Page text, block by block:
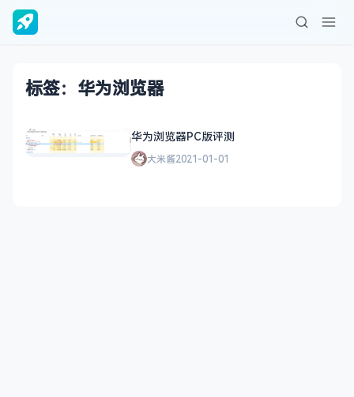
标签：华为浏览器
华为浏览器PC版评测
大米酱2021-01-01